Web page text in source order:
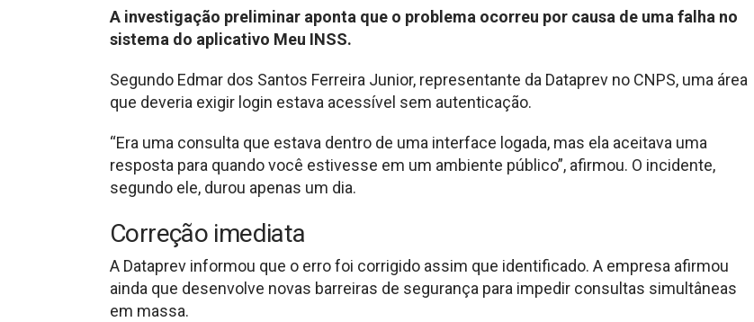
A investigação preliminar aponta que o problema ocorreu por causa de uma falha no
sistema do aplicativo Meu INSS.
Segundo Edmar dos Santos Ferreira Junior, representante da Dataprev no CNPS, uma área
que deveria exigir login estava acessível sem autenticação.
“Era uma consulta que estava dentro de uma interface logada, mas ela aceitava uma
resposta para quando você estivesse em um ambiente público”, afirmou. O incidente,
segundo ele, durou apenas um dia.
Correção imediata
A Dataprev informou que o erro foi corrigido assim que identificado. A empresa afirmou
ainda que desenvolve novas barreiras de segurança para impedir consultas simultâneas
em massa.